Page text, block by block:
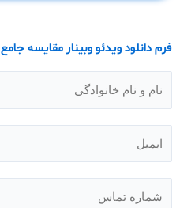
فرم دانلود ویدئو وبینار مقایسه جامع VMware vSphere 9 و Proxmox